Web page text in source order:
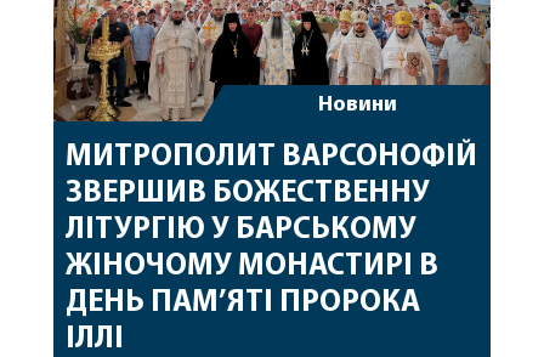
Новини
МИТРОПОЛИТ ВАРСОНОФІЙ
ЗВЕРШИВ БОЖЕСТВЕННУ
ЛІТУРГІЮ У БАРСЬКОМУ
ЖІНОЧОМУ МОНАСТИРІ В
ДЕНЬ ПАМ’ЯТІ ПРОРОКА
ІЛЛІ